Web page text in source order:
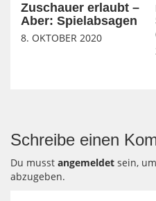
Zuschauer erlaubt –
Aber: Spielabsagen
8. OKTOBER 2020
Schreibe einen
Du musst angemeldet sein,
abzugeben.